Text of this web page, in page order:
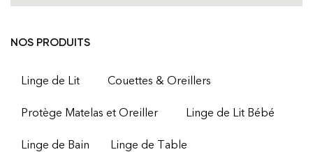
NOS PRODUITS
Linge de Lit Couettes & Oreillers
Protège Matelas et Oreiller Linge de Lit Bébé
Linge de Bain Linge de Table